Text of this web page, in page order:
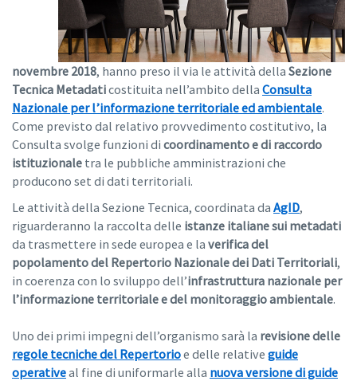
novembre 2018, hanno preso il via le attività della Sezione
Tecnica Metadaticostituita nell’ambito della Consulta
Nazionale per l’informazione territoriale ed ambientale.
Come previsto dal relativo provvedimento costitutivo, la
Consulta svolge funzioni di coordinamento e di raccordo
istituzionale tra le pubbliche amministrazioni che
producono set di dati territoriali.
Le attività della Sezione Tecnica, coordinata da AgID,
riguarderanno la raccolta delle istanze italiane sui metadati
da trasmettere in sede europea e la verifica del
popolamento del Repertorio Nazionale dei Dati Territoriali,
in coerenza con lo sviluppo dell’infrastruttura nazionale per
l’informazione territoriale e del monitoraggio ambientale.
Uno dei primi impegni dell’organismo sarà la revisione delle
regole tecniche del Repertorioe delle relative guide
operativeal fine di uniformarle alla nuova versione di guide